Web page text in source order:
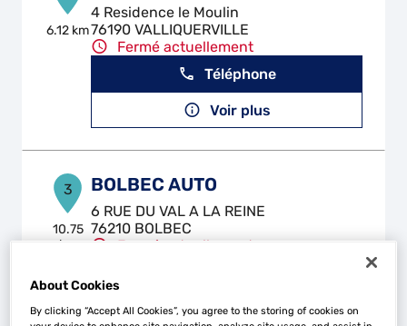
6.12 km
4 Residence le Moulin
76190 VALLIQUERVILLE
Fermé actuellement
Téléphone
Voir plus
3
10.75
km
BOLBEC AUTO
6 RUE DU VAL A LA REINE
76210 BOLBEC
Fermé actuellement
Voir plus
About Cookies
By clicking “Accept All Cookies”, you agree to the storing of cookies on